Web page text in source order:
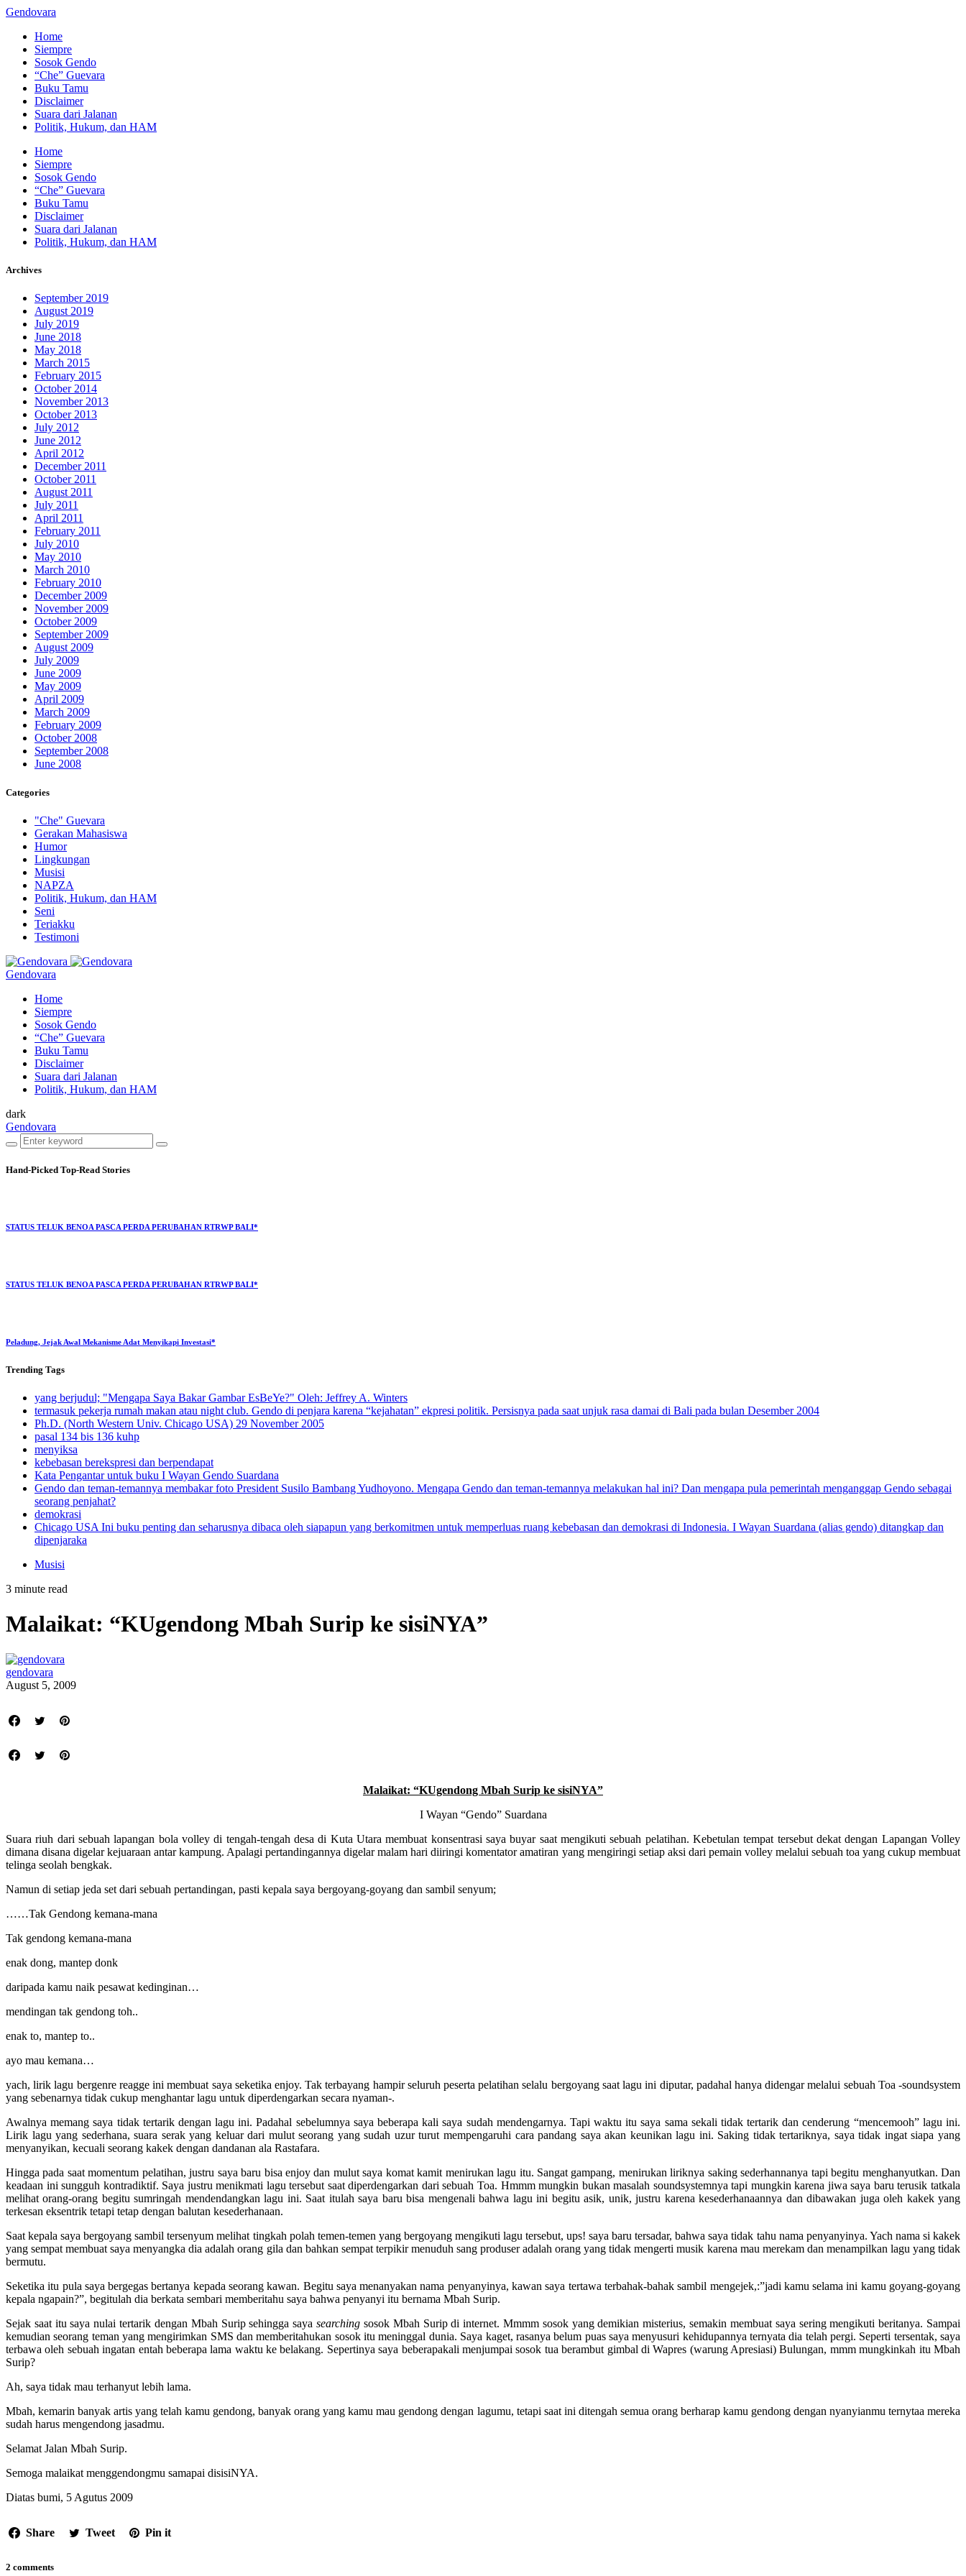
Gendovara
Home
Siempre
Sosok Gendo
“Che” Guevara
Buku Tamu
Disclaimer
Suara dari Jalanan
Politik, Hukum, dan HAM
Home
Siempre
Sosok Gendo
“Che” Guevara
Buku Tamu
Disclaimer
Suara dari Jalanan
Politik, Hukum, dan HAM
Archives
September 2019
August 2019
July 2019
June 2018
May 2018
March 2015
February 2015
October 2014
November 2013
October 2013
July 2012
June 2012
April 2012
December 2011
October 2011
August 2011
July 2011
April 2011
February 2011
July 2010
May 2010
March 2010
February 2010
December 2009
November 2009
October 2009
September 2009
August 2009
July 2009
June 2009
May 2009
April 2009
March 2009
February 2009
October 2008
September 2008
June 2008
Categories
"Che" Guevara
Gerakan Mahasiswa
Humor
Lingkungan
Musisi
NAPZA
Politik, Hukum, dan HAM
Seni
Teriakku
Testimoni
Gendovara
Home
Siempre
Sosok Gendo
“Che” Guevara
Buku Tamu
Disclaimer
Suara dari Jalanan
Politik, Hukum, dan HAM
dark
Gendovara
Hand-Picked Top-Read Stories
STATUS TELUK BENOA PASCA PERDA PERUBAHAN RTRWP BALI*
STATUS TELUK BENOA PASCA PERDA PERUBAHAN RTRWP BALI*
Peladung, Jejak Awal Mekanisme Adat Menyikapi Investasi*
Trending Tags
yang berjudul; "Mengapa Saya Bakar Gambar EsBeYe?" Oleh: Jeffrey A. Winters
termasuk pekerja rumah makan atau night club. Gendo di penjara karena “kejahatan” ekpresi politik. Persisnya pada saat unjuk rasa damai di Bali pada bulan Desember 2004
Ph.D. (North Western Univ. Chicago USA) 29 November 2005
pasal 134 bis 136 kuhp
menyiksa
kebebasan berekspresi dan berpendapat
Kata Pengantar untuk buku I Wayan Gendo Suardana
Gendo dan teman-temannya membakar foto President Susilo Bambang Yudhoyono. Mengapa Gendo dan teman-temannya melakukan hal ini? Dan mengapa pula pemerintah menganggap Gendo sebagai
seorang penjahat?
demokrasi
Chicago USA Ini buku penting dan seharusnya dibaca oleh siapapun yang berkomitmen untuk memperluas ruang kebebasan dan demokrasi di Indonesia. I Wayan Suardana (alias gendo) ditangkap dan
dipenjaraka
Musisi
3 minute read
Malaikat: “KUgendong Mbah Surip ke sisiNYA”
gendovara
August 5, 2009
Malaikat: “KUgendong Mbah Surip ke sisiNYA”
I Wayan “Gendo” Suardana
Suara riuh dari sebuah lapangan bola volley di tengah-tengah desa di Kuta Utara membuat konsentrasi saya buyar saat mengikuti sebuah pelatihan. Kebetulan tempat tersebut dekat dengan Lapangan Volley
dimana disana digelar kejuaraan antar kampung. Apalagi pertandingannya digelar malam hari diiringi komentator amatiran yang mengiringi setiap aksi dari pemain volley melalui sebuah toa yang cukup membuat
telinga seolah bengkak.
Namun di setiap jeda set dari sebuah pertandingan, pasti kepala saya bergoyang-goyang dan sambil senyum;
……Tak Gendong kemana-mana
Tak gendong kemana-mana
enak dong, mantep donk
daripada kamu naik pesawat kedinginan…
mendingan tak gendong toh..
enak to, mantep to..
ayo mau kemana…
yach, lirik lagu bergenre reagge ini membuat saya seketika enjoy. Tak terbayang hampir seluruh peserta pelatihan selalu bergoyang saat lagu ini diputar, padahal hanya didengar melalui sebuah Toa -soundsystem
yang sebenarnya tidak cukup menghantar lagu untuk diperdengarkan secara nyaman-.
Awalnya memang saya tidak tertarik dengan lagu ini. Padahal sebelumnya saya beberapa kali saya sudah mendengarnya. Tapi waktu itu saya sama sekali tidak tertarik dan cenderung “mencemooh” lagu ini.
Lirik lagu yang sederhana, suara serak yang keluar dari mulut seorang yang sudah uzur turut mempengaruhi cara pandang saya akan keunikan lagu ini. Saking tidak tertariknya, saya tidak ingat siapa yang
menyanyikan, kecuali seorang kakek dengan dandanan ala Rastafara.
Hingga pada saat momentum pelatihan, justru saya baru bisa enjoy dan mulut saya komat kamit menirukan lagu itu. Sangat gampang, menirukan liriknya saking sederhannanya tapi begitu menghanyutkan. Dan
keadaan ini sungguh kontradiktif. Saya justru menikmati lagu tersebut saat diperdengarkan dari sebuah Toa. Hmmm mungkin bukan masalah soundsystemnya tapi mungkin karena jiwa saya baru terusik tatkala
melihat orang-orang begitu sumringah mendendangkan lagu ini. Saat itulah saya baru bisa mengenali bahwa lagu ini begitu asik, unik, justru karena kesederhanaannya dan dibawakan juga oleh kakek yang
terkesan eksentrik tetapi tetap dengan balutan kesederhanaan.
Saat kepala saya bergoyang sambil tersenyum melihat tingkah polah temen-temen yang bergoyang mengikuti lagu tersebut, ups! saya baru tersadar, bahwa saya tidak tahu nama penyanyinya. Yach nama si kakek
yang sempat membuat saya menyangka dia adalah orang gila dan bahkan sempat terpikir menuduh sang produser adalah orang yang tidak mengerti musik karena mau merekam dan menampilkan lagu yang tidak
bermutu.
Seketika itu pula saya bergegas bertanya kepada seorang kawan. Begitu saya menanyakan nama penyanyinya, kawan saya tertawa terbahak-bahak sambil mengejek,:”jadi kamu selama ini kamu goyang-goyang
kepala ngapain?”, begitulah dia berkata sembari memberitahu saya bahwa penyanyi itu bernama Mbah Surip.
Sejak saat itu saya nulai tertarik dengan Mbah Surip sehingga sayasearching sosok Mbah Surip di internet. Mmmm sosok yang demikian misterius, semakin membuat saya sering mengikuti beritanya. Sampai
kemudian seorang teman yang mengirimkan SMS dan memberitahukan sosok itu meninggal dunia. Saya kaget, rasanya belum puas saya menyusuri kehidupannya ternyata dia telah pergi. Seperti tersentak, saya
terbawa oleh sebuah ingatan entah beberapa lama waktu ke belakang. Sepertinya saya beberapakali menjumpai sosok tua berambut gimbal di Wapres (warung Apresiasi) Bulungan, mmm mungkinkah itu Mbah
Surip?
Ah, saya tidak mau terhanyut lebih lama.
Mbah, kemarin banyak artis yang telah kamu gendong, banyak orang yang kamu mau gendong dengan lagumu, tetapi saat ini ditengah semua orang berharap kamu gendong dengan nyanyianmu ternytaa mereka
sudah harus mengendong jasadmu.
Selamat Jalan Mbah Surip.
Semoga malaikat menggendongmu samapai disisiNYA.
Diatas bumi, 5 Agutus 2009
Share Tweet Pin it
2 comments